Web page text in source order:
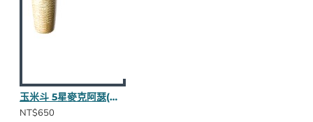
玉米斗 5星麥克阿瑟(光面彎斗) M995
NT$650